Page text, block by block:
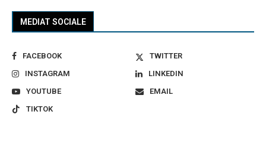
MEDIAT SOCIALE
FACEBOOK
TWITTER
INSTAGRAM
LINKEDIN
YOUTUBE
EMAIL
TIKTOK